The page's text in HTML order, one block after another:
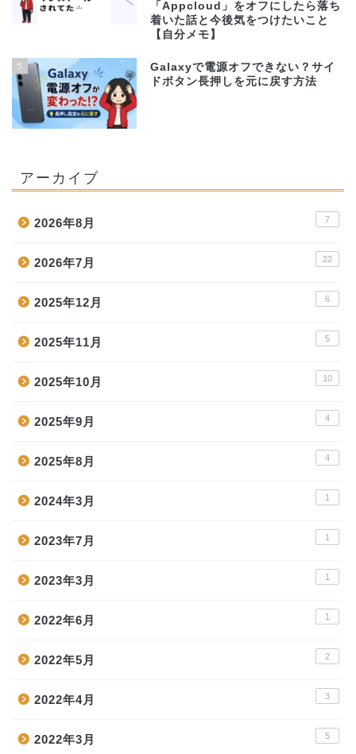
「Appcloud」をオフにしたら落ち
着いた話と今後気をつけたいこと
【自分メモ】
5
Galaxyで電源オフできない？サイ
ドボタン長押しを元に戻す方法
アーカイブ
2026年8月 7
2026年7月 22
2025年12月 6
2025年11月 5
2025年10月 10
2025年9月 4
2025年8月 4
2024年3月 1
2023年7月 1
2023年3月 1
2022年6月 1
2022年5月 2
2022年4月 3
2022年3月 5